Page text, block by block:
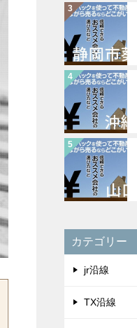
カテゴリー
jr沿線
TX沿線